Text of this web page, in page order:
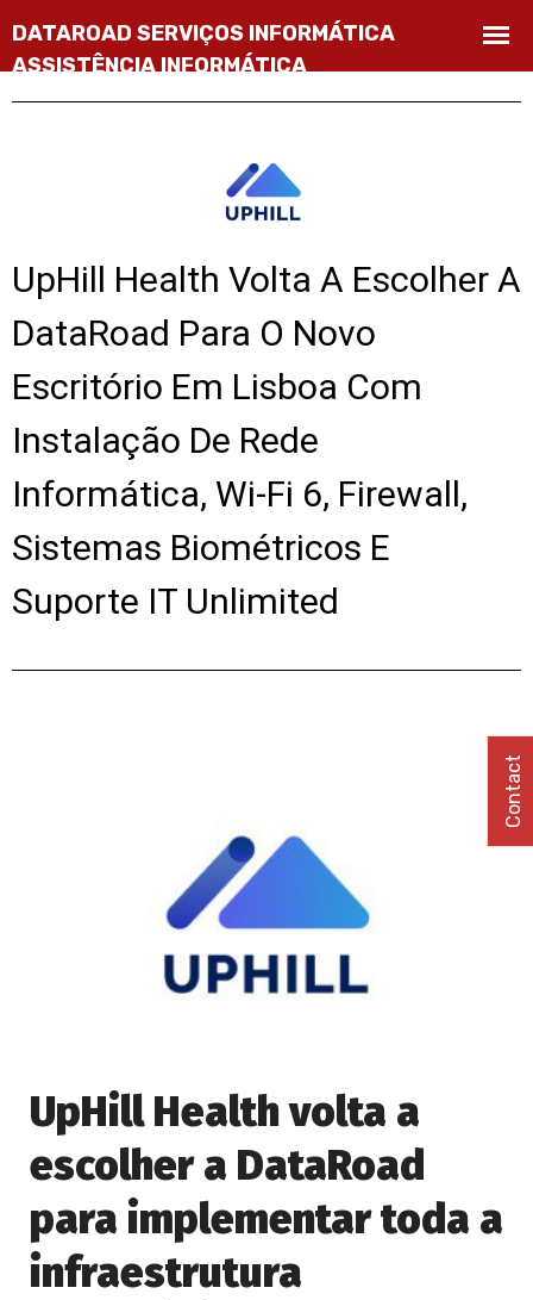
UpHill Health Volta A Escolher A
DataRoad Para O Novo
Escritório Em Lisboa Com
Instalação De Rede
Informática, Wi‑Fi 6, Firewall,
Sistemas Biométricos E
Suporte IT Unlimited
UpHill Health volta a
escolher a DataRoad
para implementar toda a
infraestrutura
Contact